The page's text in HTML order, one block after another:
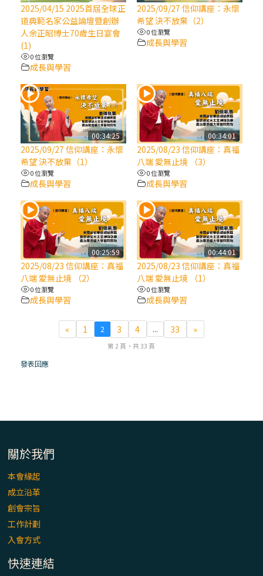
(9完結)黃敏正主教帶你做【將臨期避靜】—
匝凱的「新生命」：利他與內化
降生成人與人同在＝「厄瑪努爾」
(7)黃敏正主教帶你做【將臨期避靜】—耶穌
降生人間，需要人的「接納」
(6)黃敏正主教帶你做【將臨期避靜】—「馬
(5)黃敏正主教帶你做【將臨期避靜】—「福
傳」：講耶穌的故事
(4)黃敏正主教帶你做【將臨期避靜】—匝凱
「想看」耶穌，耶穌「走近」匝凱
(3)黃敏正主教帶你做【將臨期避靜】—「轉
(2)黃敏正主教帶你做【將臨期避靜】—
例
2025/04/15 2025首屆全球正
道典範名家公益論壇暨創辦
人余正昭博士70歲生日宴會
(1)
0 位瀏覽
成長與學習
2025/09/27 信仰講座：永懷
希望 決不放棄（2）
0 位瀏覽
成長與學習
00:34:25
2025/09/27 信仰講座：永懷
希望 決不放棄（1）
0 位瀏覽
成長與學習
00:34:01
2025/08/23 信仰講座：真福
八端 愛無止境 （3）
0 位瀏覽
成長與學習
00:25:59
2025/08/23 信仰講座：真福
八端 愛無止境 （2）
0 位瀏覽
成長與學習
00:44:01
2025/08/23 信仰講座：真福
八端 愛無止境 （1）
0 位瀏覽
成長與學習
« 1 2 3 4 ... 33 »
第 2 頁，共 33 頁
發表回應
關於我們
本會緣起
成立沿革
創會宗旨
工作計劃
入會方式
快速連結